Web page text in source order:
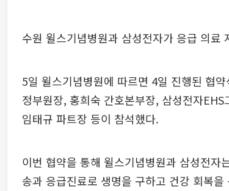
수원 윌스기념병원과 삼성전자가 응급 의료
5일 윌스기념병원에 따르면 4일 진행된 협
정부원장, 홍희숙 간호본부장, 삼성전자
임태규 파트장 등이 참석했다.
이번 협약을 통해 윌스기념병원과 삼성전자
송과 응급진료로 생명을 구하고 건강 회복